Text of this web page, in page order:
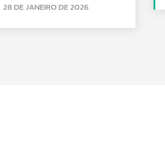
28 DE JANEIRO DE 2026